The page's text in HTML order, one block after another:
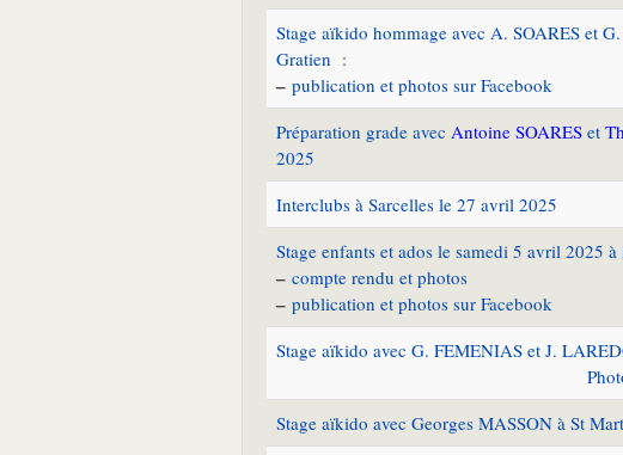
Stage aïkido hommage avec A. SOARES et
Gratien :
– publication et photos sur Facebook
Préparation grade avec Antoine SOARES et
2025
Interclubs à Sarcelles le 27 avril 2025
Stage enfants et ados le samedi 5 avril 2025
– compte rendu et photos
– publication et photos sur Facebook
Stage aïkido avec G. FEMENIAS et J.
Stage aïkido avec Georges MASSON à St